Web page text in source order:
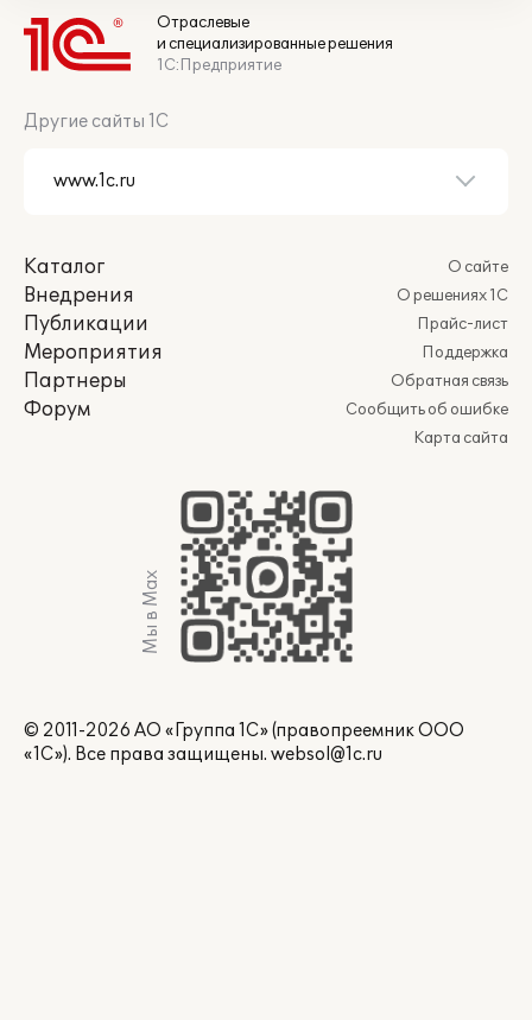
Отраслевые
и специализированные решения
1С:Предприятие
Другие сайты 1С
Каталог
Внедрения
Публикации
Мероприятия
Партнеры
Форум
О сайте
О решениях 1С
Прайс-лист
Поддержка
Обратная связь
Сообщить об ошибке
Карта сайта
Мы в Max
© 2011-2026 АО «Группа 1С» (правопреемник ООО
«1С»). Все права защищены. websol@1c.ru